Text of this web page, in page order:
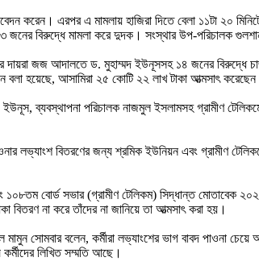
করেন। এরপর এ মামলায় হাজিরা দিতে বেলা ১১টা ২০
বিরুদ্ধে মামলা করে দুদক। সংস্থার উপ-পরিচালক গুলশান
দায়রা জজ আদালতে ড. মুহাম্মদ ইউনূসসহ ১৪ জনের বিরুদ্ধে
বলা হয়েছে, আসামিরা ২৫ কোটি ২২ লাখ টাকা আত্মসাৎ
ইউনূস, ব্যবস্থাপনা পরিচালক নাজমুল ইসলামসহ গ্রামীণ
লভ্যাংশ বিতরণের জন্য শ্রমিক ইউনিয়ন এবং গ্রামীণ
বোর্ড সভার (গ্রামীণ টেলিকম) সিদ্ধান্ত মোতাবেক
বিতরণ না করে তাঁদের না জানিয়ে তা আত্মসাৎ করা হয়।
সোমবার বলেন, কর্মীরা লভ্যাংশের ভাগ বাবদ পাওনা চেয়ে
লিখিত সম্মতি আছে।